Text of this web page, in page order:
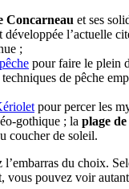
Concarneau et ses
développée l’actuelle
;
pour faire le plein
de pêche
pour percer les
gothique ; la plage
coucher de soleil.
du choix.
vous pouvez voir